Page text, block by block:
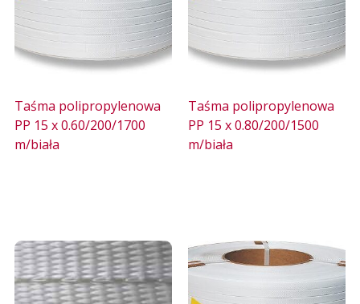
Taśma polipropylenowa
PP 15 x 0.60/200/1700
m/biała
Taśma polipropylenowa
PP 15 x 0.80/200/1500
m/biała